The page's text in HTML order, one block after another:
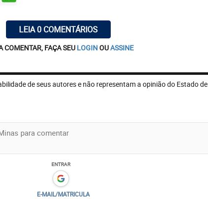
LEIA 0 COMENTÁRIOS
COMENTAR, FAÇA SEU LOGINOUASSINE
de seus autores e não representam a opinião do Estado de
ENTRAR
E-MAIL/MATRICULA